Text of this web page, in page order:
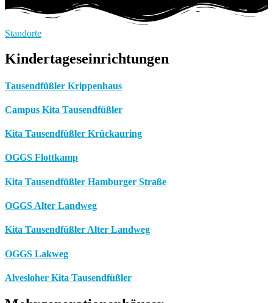
Standorte
Kindertageseinrichtungen
Tausendfüßler Krippenhaus
Campus Kita Tausendfüßler
Kita Tausendfüßler Krückauring
OGGS Flottkamp
Kita Tausendfüßler Hamburger Straße
OGGS Alter Landweg
Kita Tausendfüßler Alter Landweg
OGGS Lakweg
Alvesloher Kita Tausendfüßler